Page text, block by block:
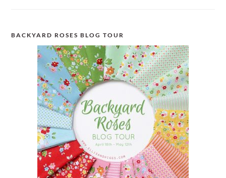
BACKYARD ROSES BLOG TOUR